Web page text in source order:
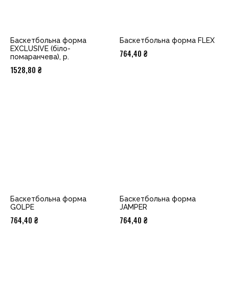
Баскетбольна форма
EXCLUSIVE (біло-
помаранчева), p.
1528,80 ₴
Баскетбольна форма FLEX
764,40 ₴
Баскетбольна форма
GOLPE
764,40 ₴
Баскетбольна форма
JAMPER
764,40 ₴